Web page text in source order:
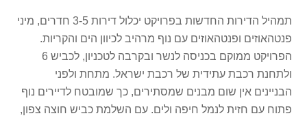
תמהיל הדירות החדשות בפרויקט יכלול דירות 3-5 חדרים, מיני
פנטהאוזים ופנטהאוזים עם נוף מרהיב לכיוון הים והקריות.
הפרויקט ממוקם בכניסה לנשר ובקרבה לטכניון, לכביש 6
ולתחנת רכבת עתידית של רכבת ישראל. מתחת ולפני
הבניינים אין שום מבנים שמסתירים, כך שמובטח לדיירים נוף
פתוח עם חזית לנמל חיפה ולים. עם השלמת כביש חוצה צפון,